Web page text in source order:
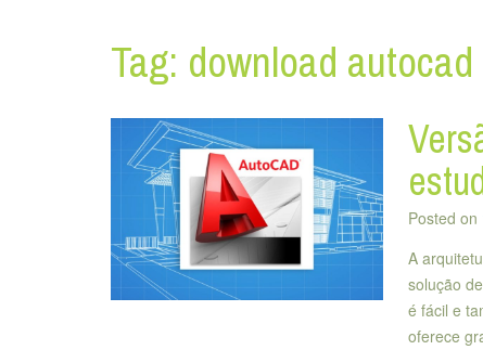
Tag: download
Posted on
A
solução
é fácil e
oferece